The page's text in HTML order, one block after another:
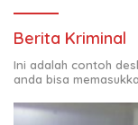
Berita Kriminal
Ini adalah contoh
anda bisa